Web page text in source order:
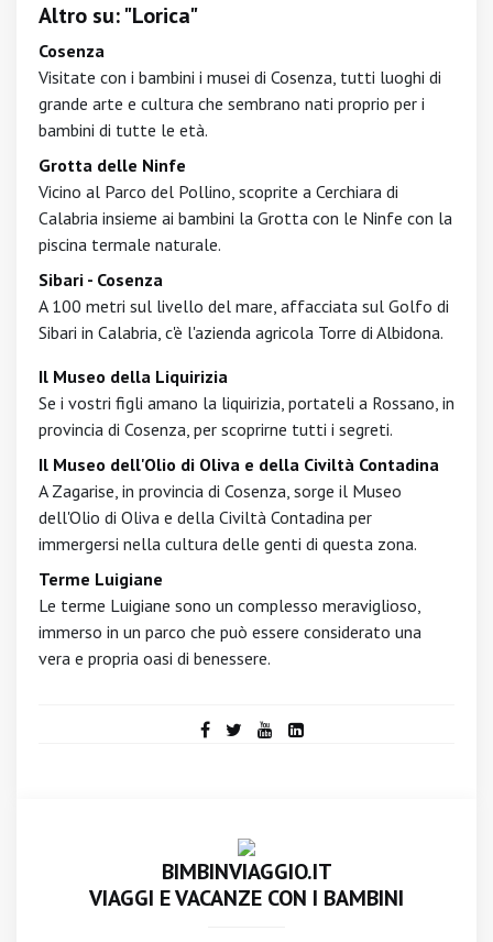
Altro su: "Lorica"
Cosenza
Visitate con i bambini i musei di Cosenza, tutti luoghi di
grande arte e cultura che sembrano nati proprio per i
bambini di tutte le età.
Grotta delle Ninfe
Vicino al Parco del Pollino, scoprite a Cerchiara di
Calabria insieme ai bambini la Grotta con le Ninfe con la
piscina termale naturale.
Sibari - Cosenza
A 100 metri sul livello del mare, affacciata sul Golfo di
Sibari in Calabria, c'è l'azienda agricola Torre di Albidona.
Il Museo della Liquirizia
Se i vostri figli amano la liquirizia, portateli a Rossano, in
provincia di Cosenza, per scoprirne tutti i segreti.
Il Museo dell'Olio di Oliva e della Civiltà Contadina
A Zagarise, in provincia di Cosenza, sorge il Museo
dell'Olio di Oliva e della Civiltà Contadina per
immergersi nella cultura delle genti di questa zona.
Terme Luigiane
Le terme Luigiane sono un complesso meraviglioso,
immerso in un parco che può essere considerato una
vera e propria oasi di benessere.
BIMBINVIAGGIO.IT
VIAGGI E VACANZE CON I BAMBINI